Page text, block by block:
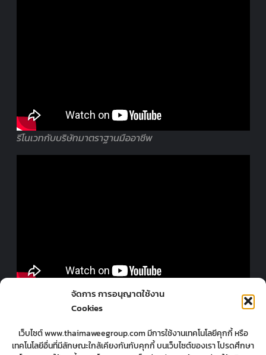
จัดการ การอนุญาตใช้งาน
Cookies
เว็บไซต์ www.thaimaweegroup.com มีการใช้งานเทคโนโลยีคุกกี้ หรือ
เทคโนโลยีอื่นที่มีลักษณะใกล้เคียงกันกับคุกกี้ บนเว็บไซต์ของเรา โปรดศึกษา
รีโนเวทกับบริษัทมาตราฐานมืออาชีพ
ออกแบบร้านโดยมืออาชีพ